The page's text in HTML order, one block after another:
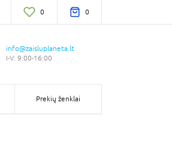
0 0
info@zaisluplaneta.lt
I-V: 9:00-16:00
Prekių ženklai